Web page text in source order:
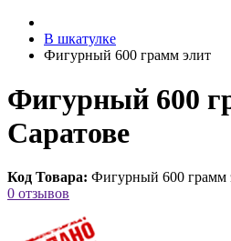
В шкатулке
Фигурный 600 грамм элит
Фигурный 600
Саратове
Код Товара: Фигурный 600 грамм
0 отзывов